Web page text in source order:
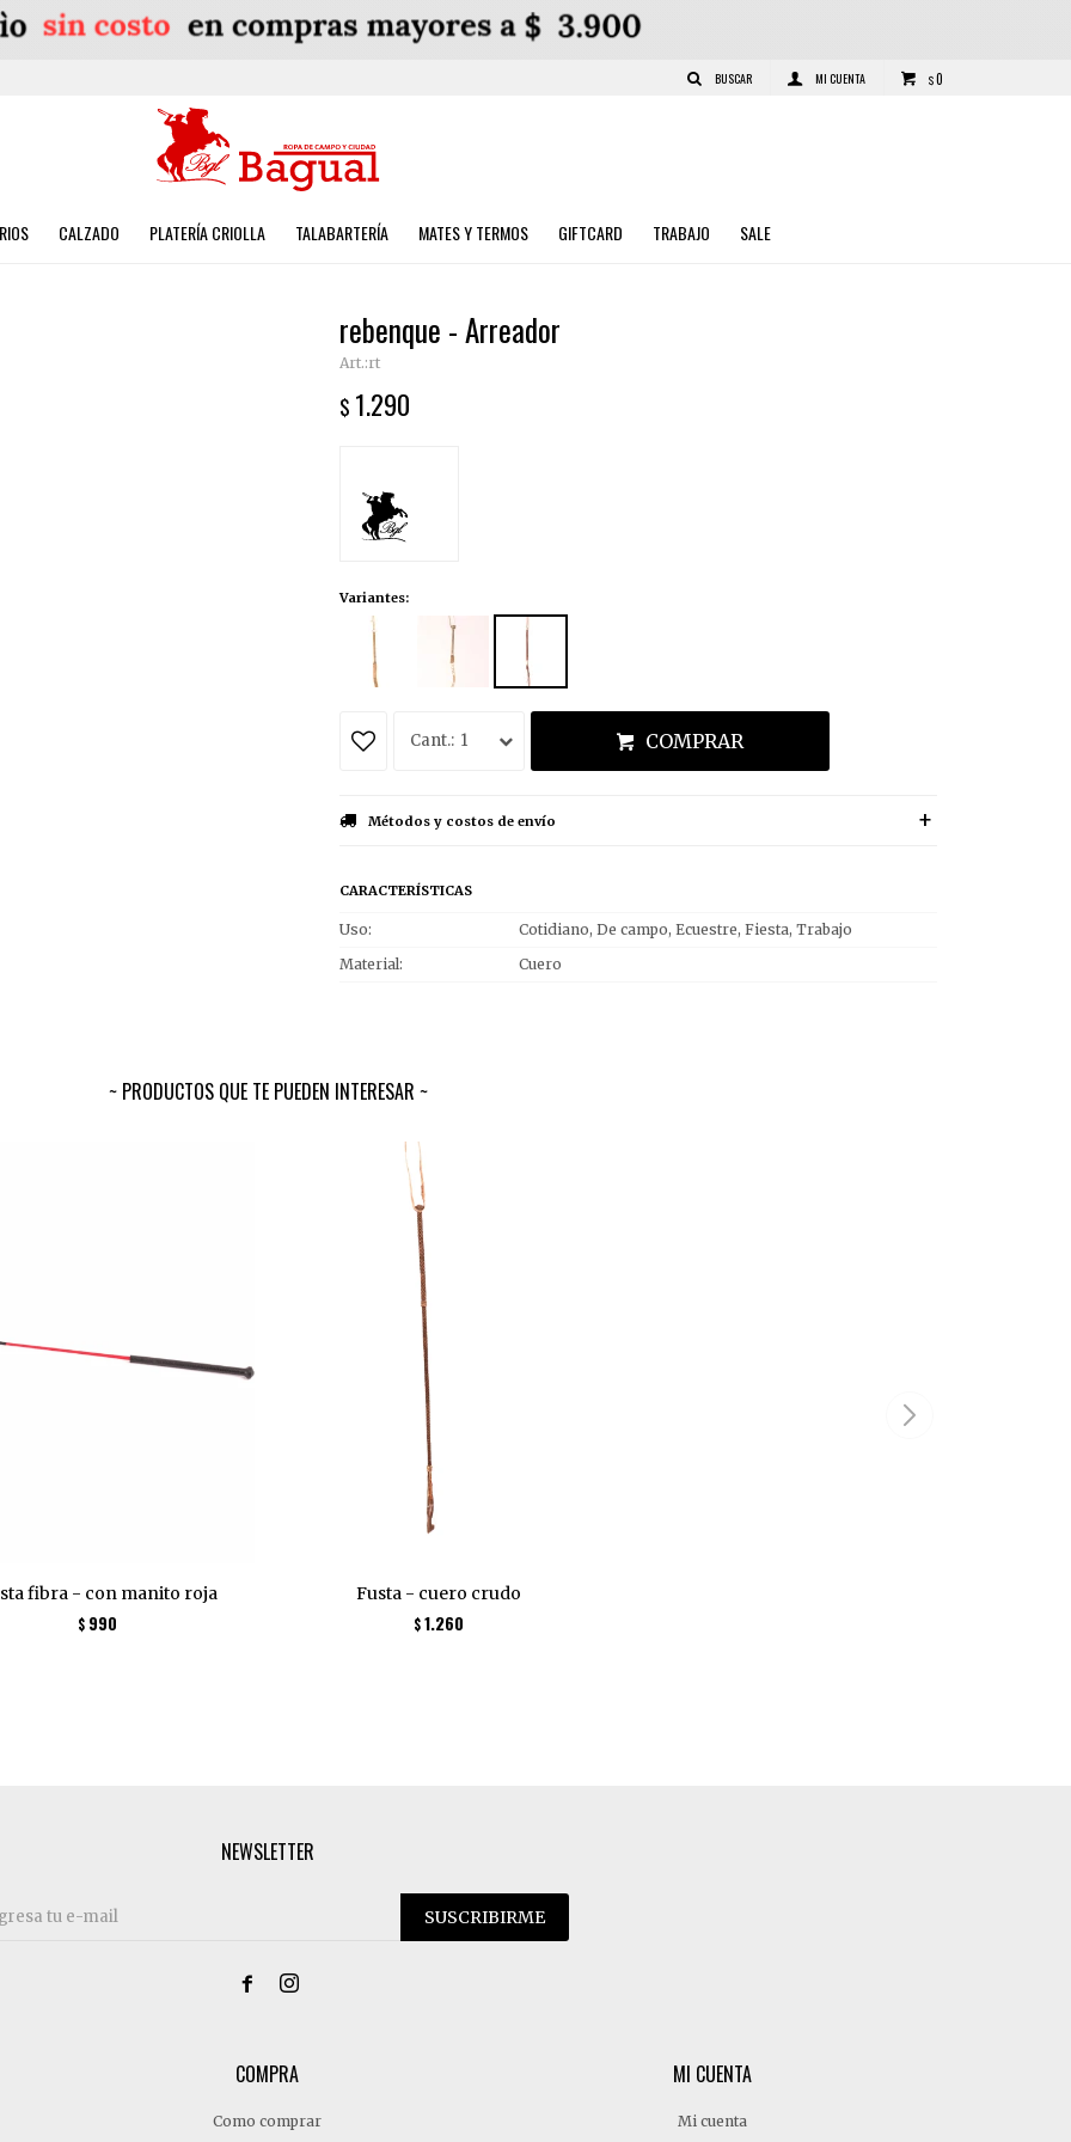
CALZADO PLATERÍA CRIOLLA TALABARTERÍA MATES Y TERMOS GIFTCARD TRABAJO SALE
$0
rebenque - Arreador
rt
$ 1.290
Variantes:
1 COMPRAR
Métodos y costos de envío
CARACTERÍSTICAS
Uso
Cotidiano, De campo, Ecuestre, Fiesta, Trabajo
Material
Cuero
PRODUCTOS QUE TE PUEDEN INTERESAR
fibra - con manito roja
$ 990
Fusta - cuero crudo
$ 1.260
COMPRA
Como comprar
MI CUENTA
Mi cuenta
NEWSLETTER
SUSCRIBIRME
 